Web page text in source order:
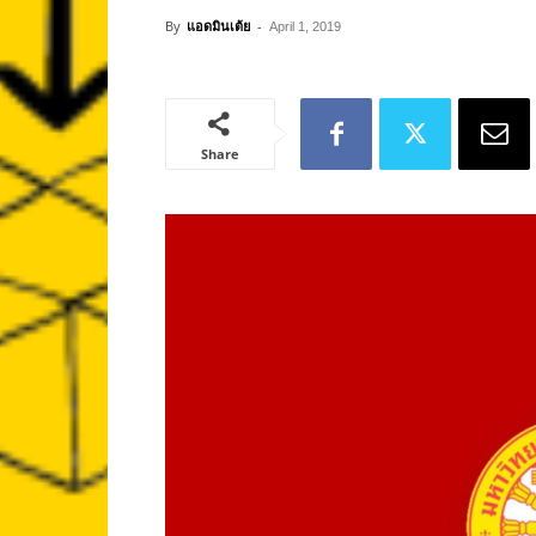
By แอดมินเต้ย - April 1, 2019
Share